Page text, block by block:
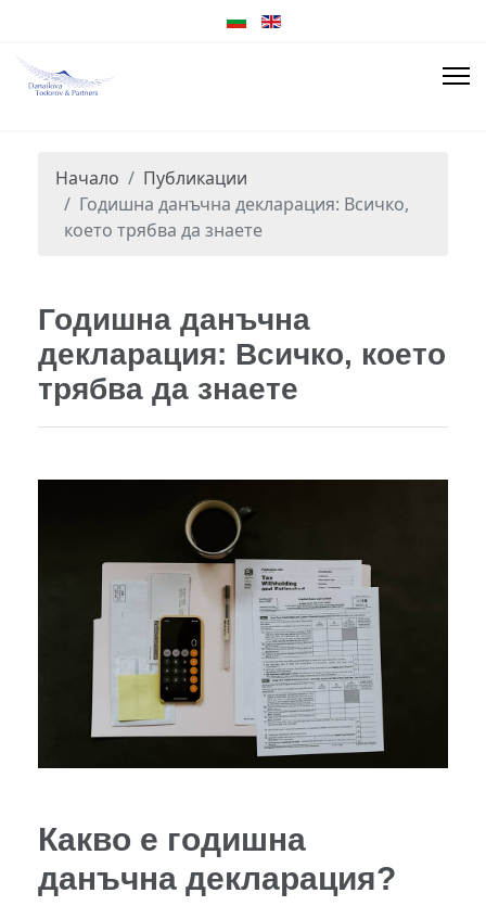
Начало
Публикации
Годишна данъчна декларация: Всичко,
което трябва да знаете
Годишна данъчна
декларация: Всичко, което
трябва да знаете
Какво е годишна
данъчна декларация?